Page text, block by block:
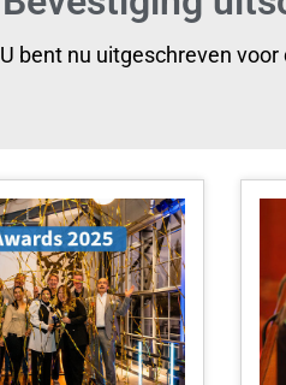
U bent nu uitgeschreven